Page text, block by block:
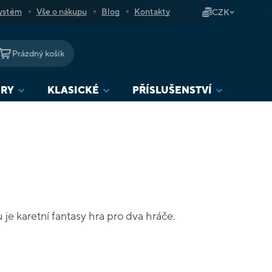
Vše o nákupu Blog Kontakty CZK
NÁKUPNÍ
KOŠÍK
Prázdný košík
KLASICKÉ PŘÍSLUŠENSTVÍ
je karetní fantasy hra pro dva hráče.